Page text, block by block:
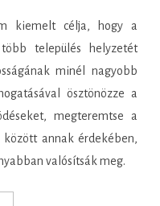
kiemelt célja, hogy a
település helyzetét
minél nagyobb
ösztönözze a
megteremtse a
annak érdekében,
valósítsák meg.